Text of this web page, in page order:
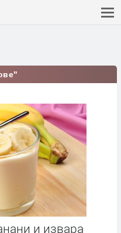
и извара